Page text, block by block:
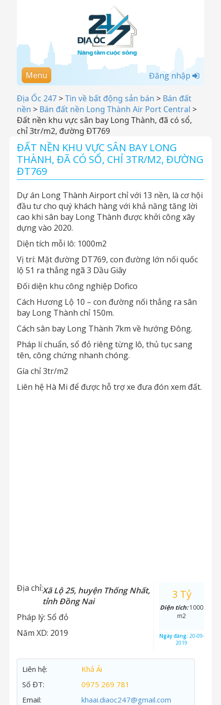
Menu Đăng nhập
Địa Ốc 247>Tin về bất động sản bán > Bán đất
nền > Bán đất nền Long Thành Air Port Central >
Đất nền khu vực sân bay Long Thành, đã có sổ,
chỉ 3tr/m2, đường ĐT769
ĐẤT NỀN KHU VỰC SÂN BAY LONG
THÀNH, ĐÃ CÓ SỔ, CHỈ 3TR/M2, ĐƯỜNG
ĐT769
Dự án Long Thành Airport chỉ với 13 nền, là cơ hội
đầu tư cho quý khách hàng với khả năng tăng lời
cao khi sân bay Long Thành được khởi công xây
dựng vào 2020.
Diện tích mỗi lô: 1000m2
Vị trí: Mặt đường DT769, con đường lớn nối quốc
lộ 51 ra thẳng ngã 3 Dầu Giây
Đối diện khu công nghiệp Dofico
Cách Hương Lộ 10 – con đường nối thẳng ra sân
bay Long Thành chỉ 150m.
Cách sân bay Long Thành 7km về hướng Đông.
Pháp lí chuẩn, sổ đỏ riêng từng lô, thủ tục sang
tên, công chứng nhanh chóng.
Gía chỉ 3tr/m2
Liên hệ Hà Mi để được hỗ trợ xe đưa đón xem đất.
Địa chỉ:Xã Lộ 25, huyện Thống Nhất,
tỉnh Đồng Nai
Pháp lý: Sổ đỏ
Năm XD: 2019
3 Tỷ
Diện tích:1000
m2
Ngày đăng: 20-09-
2019
Liên hệ:
Khả Ái
Số ĐT:
0975 269 781
Email:
khaai.diaoc247@gmail.com